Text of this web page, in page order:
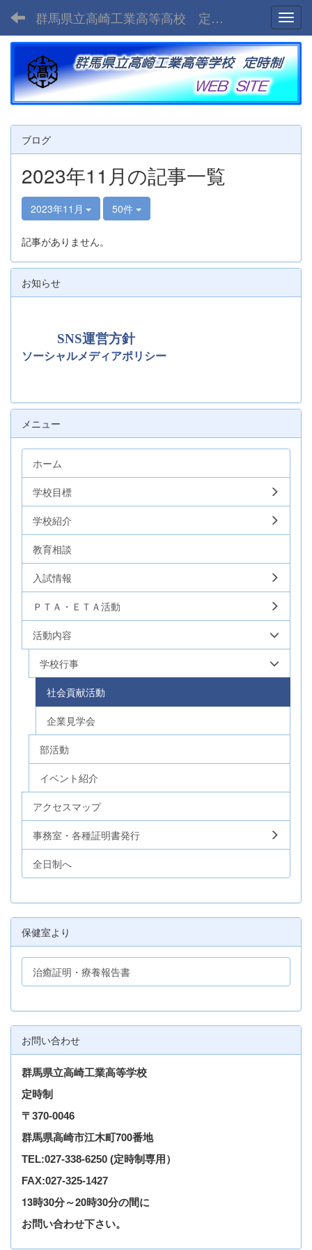
群馬県立高崎工業高等高校 定時制
ブログ
2023年11月の記事一覧
2023年11月 50件
記事がありません。
お知らせ
SNS運営方針
ソーシャルメディアポリシー
メニュー
ホーム
学校目標
学校紹介
教育相談
入試情報
ＰＴＡ・ＥＴＡ活動
活動内容
学校行事
社会貢献活動
企業見学会
部活動
イベント紹介
アクセスマップ
事務室・各種証明書発行
全日制へ
保健室より
治癒証明・療養報告書
お問い合わせ
群馬県立高崎工業高等学校
定時制
〒370-0046
群馬県高崎市江木町700番地
TEL:027-338-6250 (定時制専用）
FAX:027-325-1427
13時30分～20時30分の間に
お問い合わせ下さい。